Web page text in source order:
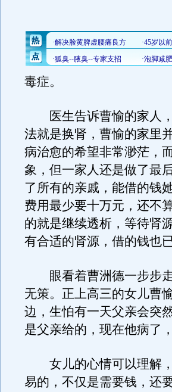
毒症。
医生告诉曹愉的家人，
法就是换肾，曹愉的家里
病治愈的希望非常渺茫，
象，但一家人还是做了最
了所有的亲戚，能借的钱
费用最少要十万元，还不
的就是继续透析，等待肾
有合适的肾源，借的钱也
眼看着曹洲德一步步走
无策。正上高三的女儿曹
边，生怕有一天父亲会突
是父亲给的，现在他病了
女儿的心情可以理解，
易的，不仅是需要钱，还